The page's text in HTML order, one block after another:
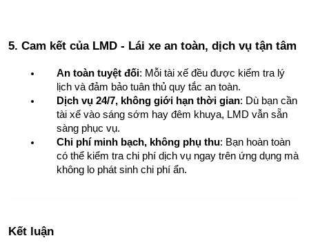
5. Cam kết của LMD - Lái xe an toàn, dịch vụ tận tâm
An toàn tuyệt đối: Mỗi tài xế đều được kiểm tra lý
lịch và đảm bảo tuân thủ quy tắc an toàn.
Dịch vụ 24/7, không giới hạn thời gian: Dù bạn cần
tài xế vào sáng sớm hay đêm khuya, LMD vẫn sẵn
sàng phục vụ.
Chi phí minh bạch, không phụ thu: Bạn hoàn toàn
có thể kiểm tra chi phí dịch vụ ngay trên ứng dụng mà
không lo phát sinh chi phí ẩn.
Kết luận